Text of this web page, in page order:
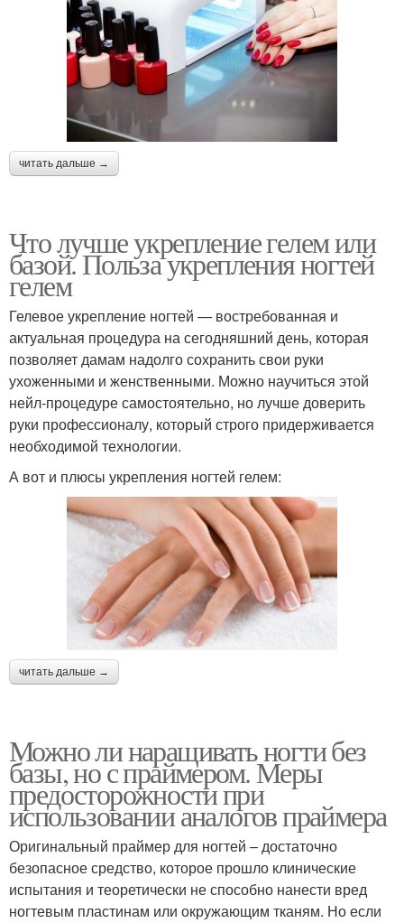
читать дальше →
Что лучше укрепление гелем или
базой. Польза укрепления ногтей
гелем
Гелевое укрепление ногтей — востребованная и
актуальная процедура на сегодняшний день, которая
позволяет дамам надолго сохранить свои руки
ухоженными и женственными. Можно научиться этой
нейл-процедуре самостоятельно, но лучше доверить
руки профессионалу, который строго придерживается
необходимой технологии.
А вот и плюсы укрепления ногтей гелем:
читать дальше →
Можно ли наращивать ногти без
базы, но с праймером. Меры
предосторожности при
использовании аналогов праймера
Оригинальный праймер для ногтей – достаточно
безопасное средство, которое прошло клинические
испытания и теоретически не способно нанести вред
ногтевым пластинам или окружающим тканям. Но если